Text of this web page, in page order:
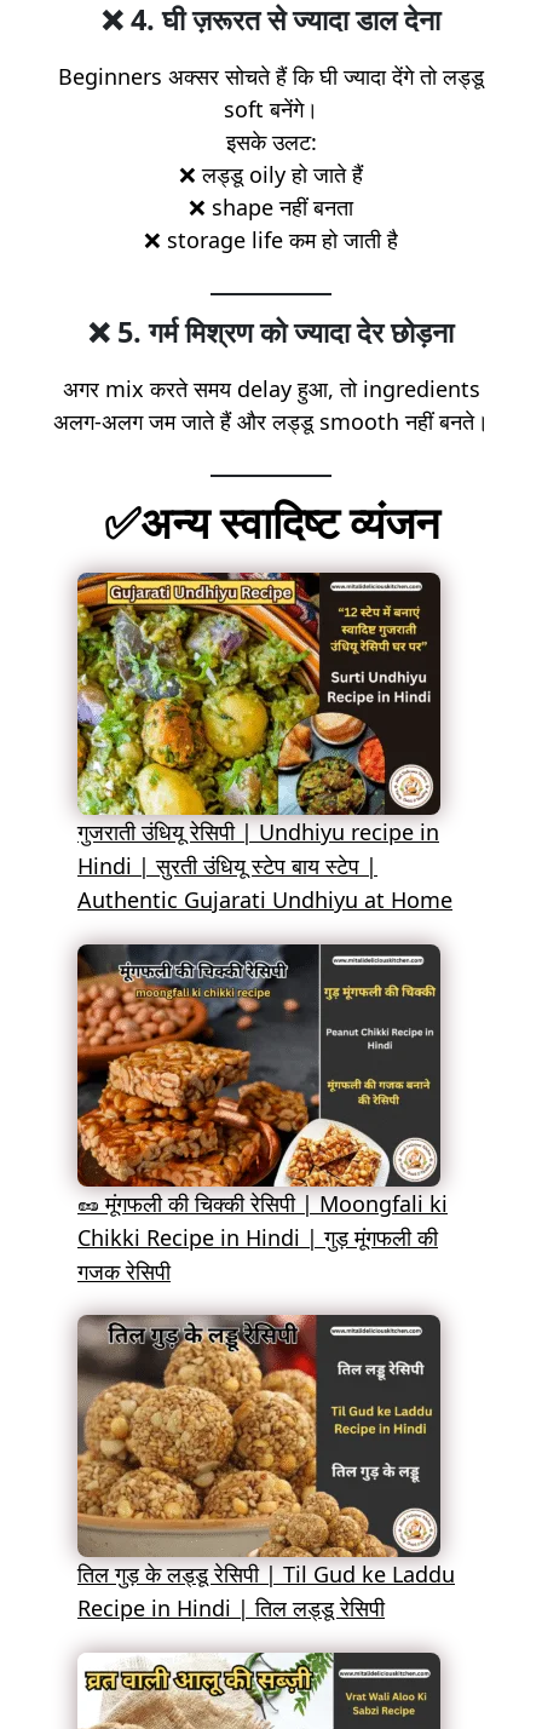
❌4. घी ज़रूरत से ज्यादा डाल देना
Beginners अक्सर सोचते हैं कि घी ज्यादा देंगे तो लड्डू
soft बनेंगे।
इसके उलट:
❌ लड्डू oily हो जाते हैं
❌ shape नहीं बनता
❌ storage life कम हो जाती है
❌ 5. गर्म मिश्रण को ज्यादा देर छोड़ना
अगर mix करते समय delay हुआ, तो ingredients
अलग-अलग जम जाते हैं और लड्डू smooth नहीं बनते।
✅अन्य स्वादिष्ट व्यंजन
गुजराती उंधियू रेसिपी | Undhiyu recipe in
Hindi | सुरती उंधियू स्टेप बाय स्टेप |
Authentic Gujarati Undhiyu at Home
🥜 मूंगफली की चिक्की रेसिपी | Moongfali ki
Chikki Recipe in Hindi | गुड़ मूंगफली की
गजक रेसिपी
तिल गुड़ के लड्डू रेसिपी | Til Gud ke Laddu
Recipe in Hindi | तिल लड्डू रेसिपी